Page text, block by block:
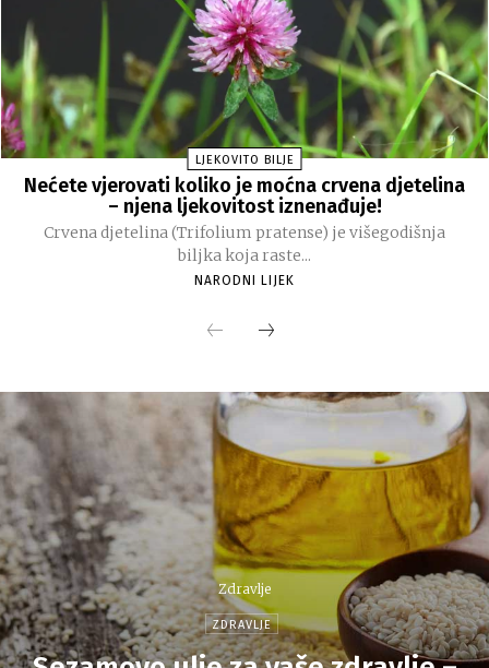
LJEKOVITO BILJE
Nećete vjerovati koliko je moćna crvena djetelina
– njena ljekovitost iznenađuje!
Crvena djetelina (Trifolium pratense) je višegodišnja
biljka koja raste...
NARODNI LIJEK